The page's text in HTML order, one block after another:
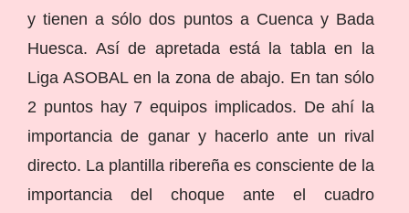
y tienen a sólo dos puntos a Cuenca y Bada
Huesca. Así de apretada está la tabla en la
Liga ASOBAL en la zona de abajo. En tan sólo
2 puntos hay 7 equipos implicados. De ahí la
importancia de ganar y hacerlo ante un rival
directo. La plantilla ribereña es consciente de la
importancia del choque ante el cuadro